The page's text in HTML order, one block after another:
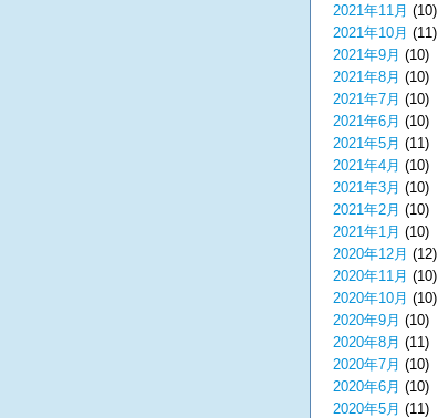
2021年11月 (10)
2021年10月 (11)
2021年9月 (10)
2021年8月 (10)
2021年7月 (10)
2021年6月 (10)
2021年5月 (11)
2021年4月 (10)
2021年3月 (10)
2021年2月 (10)
2021年1月 (10)
2020年12月 (12)
2020年11月 (10)
2020年10月 (10)
2020年9月 (10)
2020年8月 (11)
2020年7月 (10)
2020年6月 (10)
2020年5月 (11)